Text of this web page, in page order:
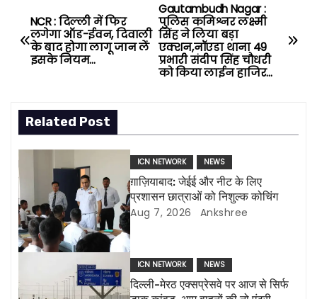
P
o
t
n
a
v
i
g
a
Gautambudh Nagar :
पुलिस कमिश्नर लक्ष्मी
सिंह ने लिया बड़ा
एक्शन,नॉएडा थाना 49
प्रभारी संदीप सिंह चौधरी
को किया लाईन हाजिर…
NCR : दिल्ली में फिर
लगेगा ऑड-ईवन, दिवाली
के बाद होगा लागू जान लें
इसके नियम…
Related Post
ICN NETWORK NEWS
ग़ाज़ियाबाद: जेईई और नीट के लिए
प्रशासन छात्राओं को निशुल्क कोचिंग
Aug 7, 2026 Ankshree
ICN NETWORK NEWS
दिल्ली-मेरठ एक्सप्रेसवे पर आज से सिर्फ